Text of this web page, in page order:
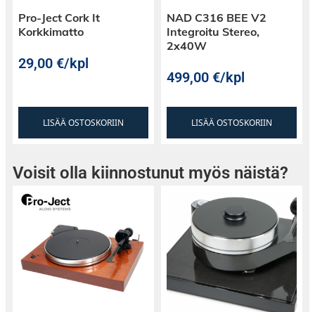
Pro-Ject Cork It
Korkkimatto
29,00€/kpl
LISÄÄ OSTOSKORIIN
NAD C316 BEE V2
Integroitu Stereo,
2x40W
499,00€/kpl
LISÄÄ OSTOSKORIIN
Voisit olla kiinnostunut myös näistä?